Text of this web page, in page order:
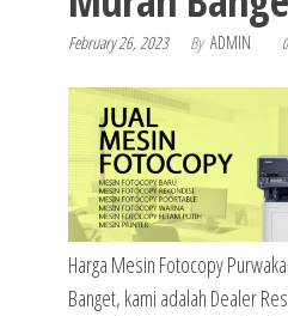
February 26, 2023 By ADMIN 0
Harga Mesin Fotocopy
Banget, kami adalah Dealer